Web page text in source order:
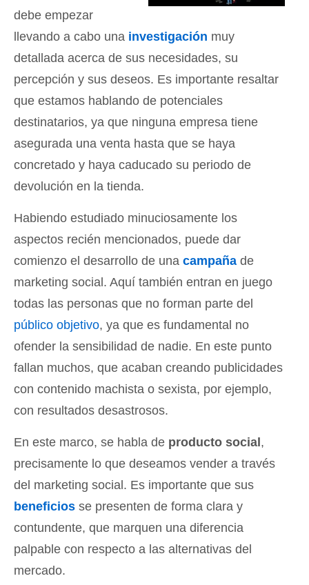
debe empezar
llevando a cabo una investigación muy
detallada acerca de sus necesidades, su
percepción y sus deseos. Es importante resaltar
que estamos hablando de potenciales
destinatarios, ya que ninguna empresa tiene
asegurada una venta hasta que se haya
concretado y haya caducado su periodo de
devolución en la tienda.
Habiendo estudiado minuciosamente los
aspectos recién mencionados, puede dar
comienzo el desarrollo de una campaña de
marketing social. Aquí también entran en juego
todas las personas que no forman parte del
público objetivo, ya que es fundamental no
ofender la sensibilidad de nadie. En este punto
fallan muchos, que acaban creando publicidades
con contenido machista o sexista, por ejemplo,
con resultados desastrosos.
En este marco, se habla de producto social ,
precisamente lo que deseamos vender a través
del marketing social. Es importante que sus
beneficios se presenten de forma clara y
contundente, que marquen una diferencia
palpable con respecto a las alternativas del
mercado.